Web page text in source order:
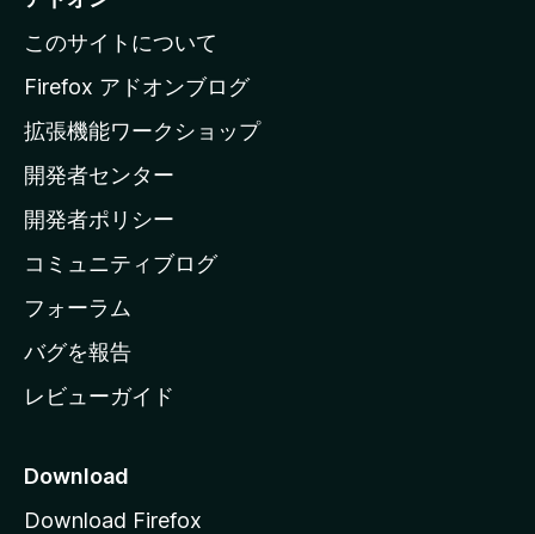
l
a
ホ
ー
ム
ー
ジ
へ
このサイトについて
Firefox アドオンブログ
拡張機能ワークショップ
開発者センター
開発者ポリシー
コミュニティブログ
フォーラム
バグを報告
レビューガイド
Download
Download Firefox